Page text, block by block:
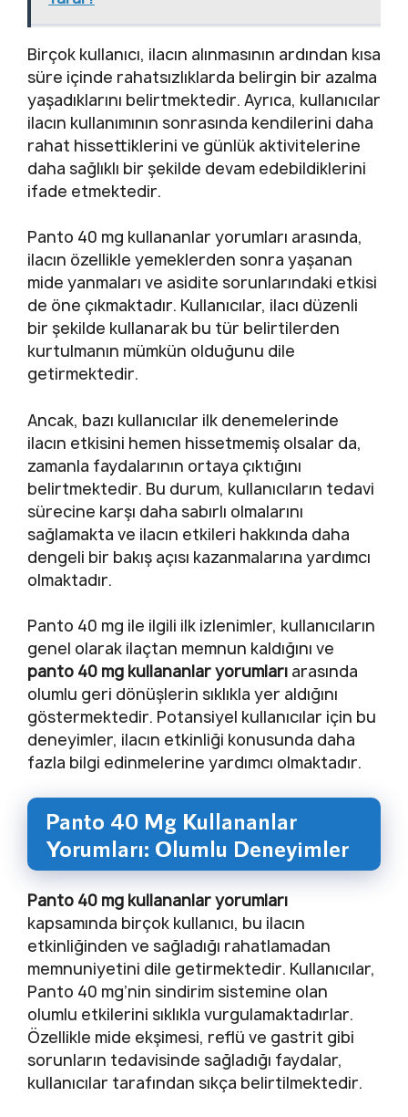
Birçok kullanıcı, ilacın alınmasının ardından kısa
süre içinde rahatsızlıklarda belirgin bir azalma
yaşadıklarını belirtmektedir. Ayrıca, kullanıcılar
ilacın kullanımının sonrasında kendilerini daha
rahat hissettiklerini ve günlük aktivitelerine
daha sağlıklı bir şekilde devam edebildiklerini
ifade etmektedir.
Panto 40 mg kullananlar yorumları arasında,
ilacın özellikle yemeklerden sonra yaşanan
mide yanmaları ve asidite sorunlarındaki etkisi
de öne çıkmaktadır. Kullanıcılar, ilacı düzenli
bir şekilde kullanarak bu tür belirtilerden
kurtulmanın mümkün olduğunu dile
getirmektedir.
Ancak, bazı kullanıcılar ilk denemelerinde
ilacın etkisini hemen hissetmemiş olsalar da,
zamanla faydalarının ortaya çıktığını
belirtmektedir. Bu durum, kullanıcıların tedavi
sürecine karşı daha sabırlı olmalarını
sağlamakta ve ilacın etkileri hakkında daha
dengeli bir bakış açısı kazanmalarına yardımcı
olmaktadır.
Panto 40 mg ile ilgili ilk izlenimler, kullanıcıların
genel olarak ilaçtan memnun kaldığını ve
panto 40 mg kullananlar yorumları arasında
olumlu geri dönüşlerin sıklıkla yer aldığını
göstermektedir. Potansiyel kullanıcılar için bu
deneyimler, ilacın etkinliği konusunda daha
fazla bilgi edinmelerine yardımcı olmaktadır.
Panto 40 Mg Kullananlar
Yorumları: Olumlu Deneyimler
Panto 40 mg kullananlar yorumları
kapsamında birçok kullanıcı, bu ilacın
etkinliğinden ve sağladığı rahatlamadan
memnuniyetini dile getirmektedir. Kullanıcılar,
Panto 40 mg’nin sindirim sistemine olan
olumlu etkilerini sıklıkla vurgulamaktadırlar.
Özellikle mide ekşimesi, reflü ve gastrit gibi
sorunların tedavisinde sağladığı faydalar,
kullanıcılar tarafından sıkça belirtilmektedir.